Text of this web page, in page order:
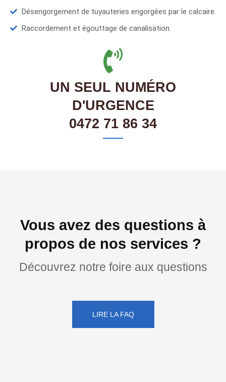
Désengorgement de tuyauteries engorgées par le calcaire.
Raccordement et égouttage de canalisation.
UN SEUL NUMÉRO
D'URGENCE
0472 71 86 34
Vous avez des questions à
propos de nos services ?
Découvrez notre foire aux questions
LIRE LA FAQ